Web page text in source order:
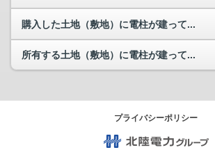
購入した土地（敷地）に電柱が建って...
所有する土地（敷地）に電柱が建って...
プライバシーポリシー